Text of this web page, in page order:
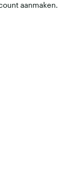
aanmaken.